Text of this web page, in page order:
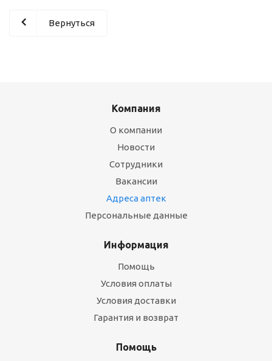
Вернуться
Компания
О компании
Новости
Сотрудники
Вакансии
Адреса аптек
Персональные данные
Информация
Помощь
Условия оплаты
Условия доставки
Гарантия и возврат
Помощь